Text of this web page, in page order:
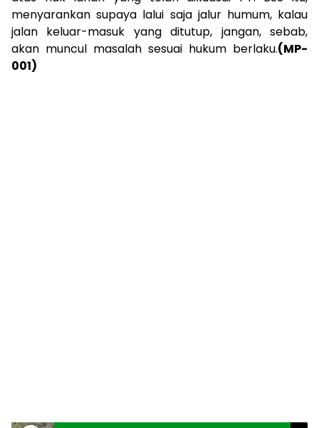
menyarankan supaya lalui saja jalur humum, kalau
jalan keluar-masuk yang ditutup, jangan, sebab,
akan muncul masalah sesuai hukum berlaku.(MP-
001)